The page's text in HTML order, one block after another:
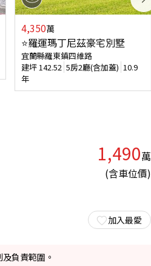
4,350萬
⭐羅運瑪丁尼茲豪宅別墅
宜蘭縣羅東鎮四維路
建坪142.52 5房2廳(含加蓋) 10.9
年
1,490萬
(含車位價)
加入最愛
負責範圍。